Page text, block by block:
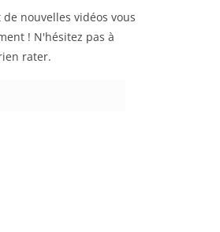
nouvelles vidéos vous
! N'hésitez pas à
rater.